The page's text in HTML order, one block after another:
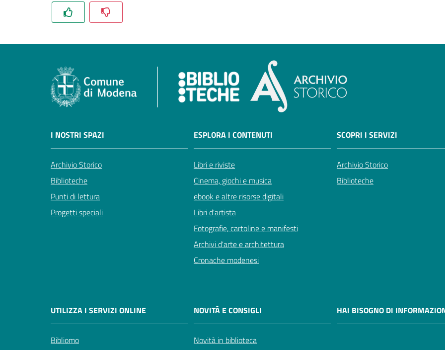
I NOSTRI SPAZI
Archivio Storico
Biblioteche
Punti di lettura
Progetti speciali
ESPLORA I CONTENUTI
Libri e riviste
Cinema, giochi e musica
ebook e altre risorse digitali
Libri d'artista
Fotografie, cartoline e manifesti
Archivi d'arte e architettura
Cronache modenesi
SCOPRI I SERVIZI
Archivio Storico
Biblioteche
UTILIZZA I SERVIZI ONLINE
Bibliomo
NOVITÀ E CONSIGLI
Novità in biblioteca
HAI BISOGNO DI